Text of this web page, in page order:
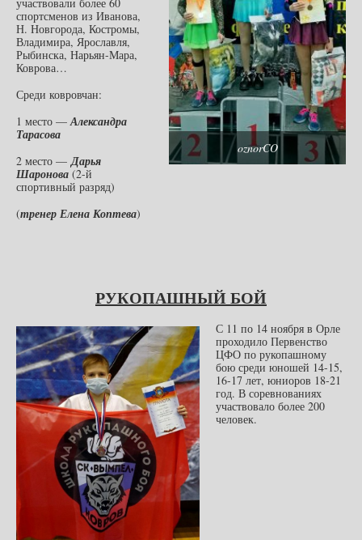
oznorCO
спортсменов из Иванова,
Н. Новгорода, Костромы,
Владимира, Ярославля,
Рыбинска, Нарьян-Мара,
Коврова…
Среди ковровчан:
1 место —Александра
Тарасова
2 место —Дарья
Шаронова (2-й
спортивный разряд)
(тренер Елена Коптева)
РУКОПАШНЫЙ БОЙ
С 11 по 14 ноября в Орле
проходило Первенство
ЦФО по рукопашному
бою среди юношей 14-15,
16-17 лет, юниоров 18-21
год. В соревнованиях
участвовало более 200
человек.